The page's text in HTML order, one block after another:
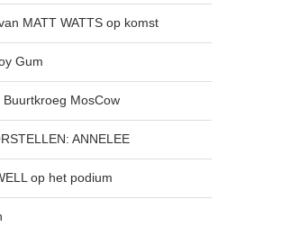
MATT WATTS op komst
Gum
MosCow
ANNELEE
op het podium